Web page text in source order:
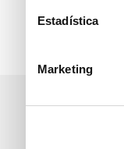
Estadística
Marketing